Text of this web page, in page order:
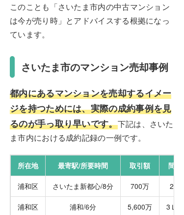
このことも「さいたま市内の中古マンション
は今が売り時」とアドバイスする根拠になっ
ています。
さいたま市のマンション売却事例
都内にあるマンションを売却するイメー
ジを持つためには、実際の成約事例を見
るのが手っ取り早いです。下記は、さいた
ま市内における成約記録の一例です。
所在地 最寄駅/所要時間 取引額 間取り
浦和区 さいたま新都心/8分 700万 2ＤＫ
浦和区 浦和/6分 5,600万 3ＬＤ